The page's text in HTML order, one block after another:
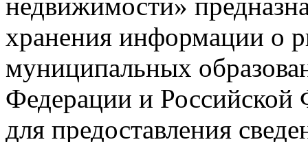
недвижимости»
хранения информации о
муниципальных
Федерации и Российской
для предоставления